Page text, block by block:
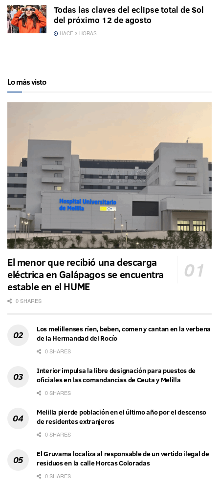
Todas las claves del eclipse total de Sol
del próximo 12 de agosto
HACE 3 HORAS
Lo más visto
El menor que recibió una descarga
eléctrica en Galápagos se encuentra
estable en el HUME
0 SHARES
Los melillenses ríen, beben, comen y cantan en la verbena
de la Hermandad del Rocío
0 SHARES
Interior impulsa la libre designación para puestos de
oficiales en las comandancias de Ceuta y Melilla
0 SHARES
Melilla pierde población en el último año por el descenso
de residentes extranjeros
0 SHARES
El Gruvama localiza al responsable de un vertido ilegal de
residuos en la calle Horcas Coloradas
0 SHARES